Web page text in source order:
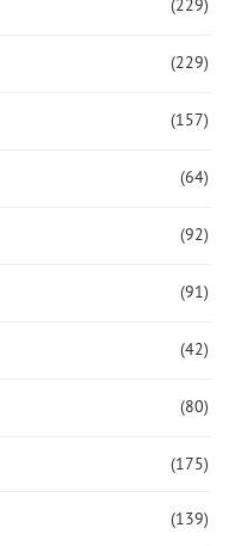
(229)
(229)
(157)
(64)
(92)
(91)
(42)
(80)
(175)
(139)